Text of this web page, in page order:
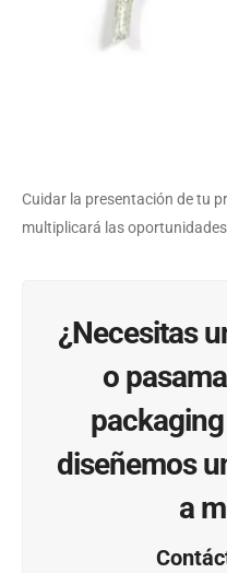
Cuidar la presentación de tu
multiplicará las
¿Necesitas
o
diseñemos
a